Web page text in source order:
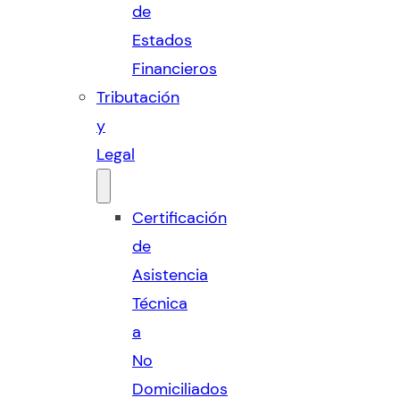
de
Estados
Financieros
Tributación
y
Legal
Certificación
de
Asistencia
Técnica
a
No
Domiciliados